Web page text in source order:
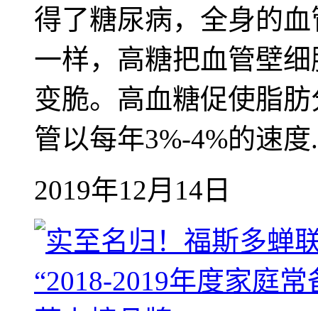
得了糖尿病，全身的
一样，高糖把血管壁
变脆。高血糖促使脂
管以每年3%-4%的速度
2019年12月14日